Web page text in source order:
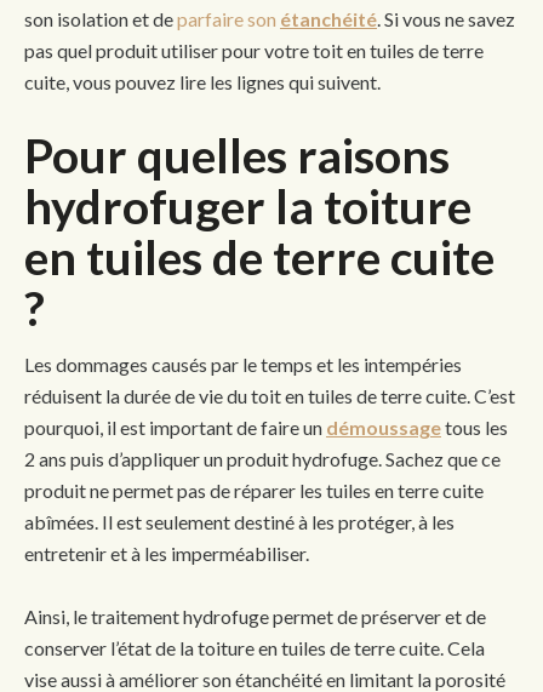
son isolation et deparfaire son étanchéité . Si vous ne savez
pas quel produit utiliser pour votre toit en tuiles de terre
cuite, vous pouvez lire les lignes qui suivent.
Pour quelles raisons
hydrofuger la toiture
en tuiles de terre cuite
?
Les dommages causés par le temps et les intempéries
réduisent la durée de vie du toit en tuiles de terre cuite. C’est
pourquoi, il est important de faire un démoussagetous les
2 ans puis d’appliquer un produit hydrofuge. Sachez que ce
produit ne permet pas de réparer les tuiles en terre cuite
abîmées. Il est seulement destiné à les protéger, à les
entretenir et à les imperméabiliser.
Ainsi, le traitement hydrofuge permet de préserver et de
conserver l’état de la toiture en tuiles de terre cuite. Cela
vise aussi à améliorer son étanchéité en limitant la porosité